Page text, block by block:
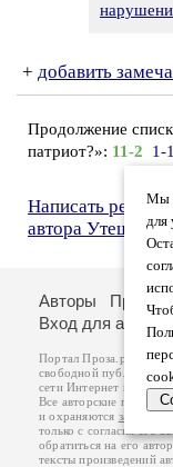
+ добавить
Продолжение
патриот?»: 11-2 1-1
Написать
автора
Мы
для
Авторы
Вход для авторов
Портал Проза.ру
свободной публикации
сети Интернет на
Все авторские права на
и охраняются законом
.
только с согласия его
обратиться на его
тексты произведений